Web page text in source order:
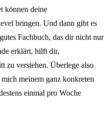
können deine
bringen. Und dann gibt es
Fachbuch, das dir nicht nur
erklärt, hilft dir,
zu verstehen. Überlege also
meinem ganz konkreten
einmal pro Woche